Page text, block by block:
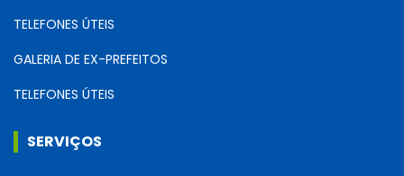
TELEFONES ÚTEIS
GALERIA DE EX-PREFEITOS
TELEFONES ÚTEIS
SERVIÇOS